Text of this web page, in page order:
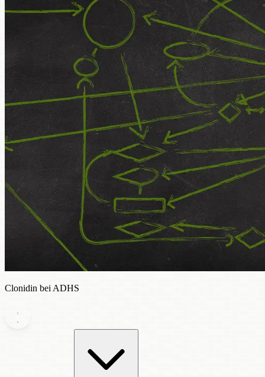
Clonidin bei ADHS